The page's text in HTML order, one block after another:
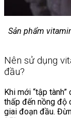
Sản phẩm
Nên sử dụng
đầu?
Khi mới “tập
thấp đến nồng độ
giai đoạn đầu.